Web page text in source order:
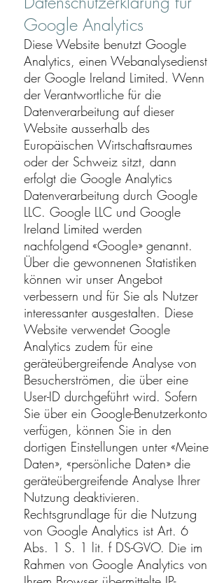
Google Analytics
Diese Website benutzt Google
Analytics, einen Webanalysedienst
der Google Ireland Limited. Wenn
der Verantwortliche für die
Datenverarbeitung auf dieser
Website ausserhalb des
Europäischen Wirtschaftsraumes
oder der Schweiz sitzt, dann
erfolgt die Google Analytics
Datenverarbeitung durch Google
LLC. Google LLC und Google
Ireland Limited werden
nachfolgend «Google» genannt.
Über die gewonnenen Statistiken
können wir unser Angebot
verbessern und für Sie als Nutzer
interessanter ausgestalten. Diese
Website verwendet Google
Analytics zudem für eine
geräteübergreifende Analyse von
Besucherströmen, die über eine
User-ID durchgeführt wird. Sofern
Sie über ein Google-Benutzerkonto
verfügen, können Sie in den
dortigen Einstellungen unter «Meine
Daten», «persönliche Daten» die
geräteübergreifende Analyse Ihrer
Nutzung deaktivieren.
Rechtsgrundlage für die Nutzung
von Google Analytics ist Art. 6
Abs. 1 S. 1 lit. f DS-GVO. Die im
Rahmen von Google Analytics von